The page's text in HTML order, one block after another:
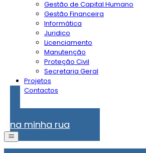
Gestão de Capital Humano
Gestão Financeira
Informática
Juridico
Licenciamento
Manutenção
Proteção Civil
Secretaria Geral
Projetos
Contactos
na minha rua